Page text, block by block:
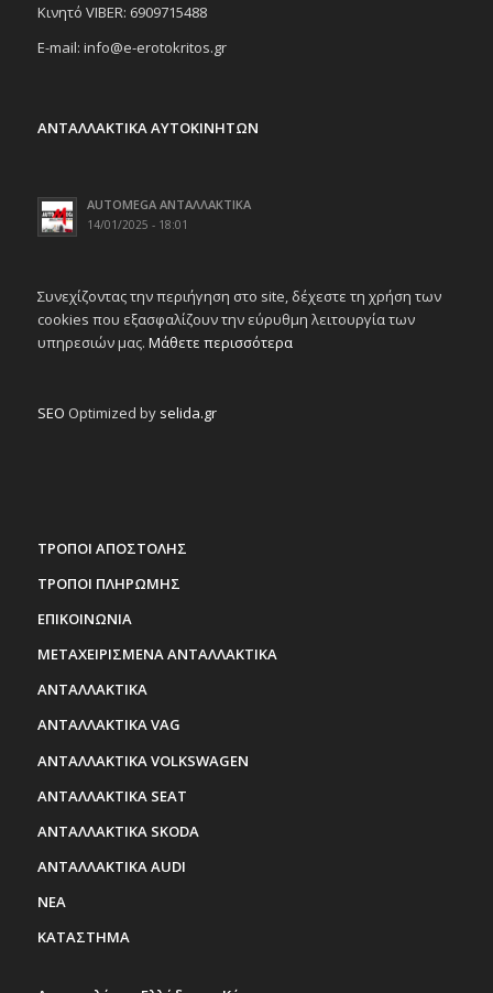
Κινητό VIBER: 6909715488
E-mail: info@e-erotokritos.gr
ΑΝΤΑΛΛΑΚΤΙΚΑ ΑΥΤΟΚΙΝΗΤΩΝ
AUTOMEGA ΑΝΤΑΛΛΑΚΤΙΚΑ
14/01/2025 - 18:01
Συνεχίζοντας την περιήγηση στο site, δέχεστε τη χρήση των
cookies που εξασφαλίζουν την εύρυθμη λειτουργία των
υπηρεσιών μας. Μάθετε περισσότερα
SEO Optimized by selida.gr
ΤΡΟΠΟΙ ΑΠΟΣΤΟΛΗΣ
ΤΡΟΠΟΙ ΠΛΗΡΩΜΗΣ
ΕΠΙΚΟΙΝΩΝΙΑ
ΜΕΤΑΧΕΙΡΙΣΜΕΝΑ ΑΝΤΑΛΛΑΚΤΙΚΑ
ΑΝΤΑΛΛΑΚΤΙΚΑ
ΑΝΤΑΛΛΑΚΤΙΚΑ VAG
ΑΝΤΑΛΛΑΚΤΙΚΑ VOLKSWAGEN
ΑΝΤΑΛΛΑΚΤΙΚΑ SEAT
ΑΝΤΑΛΛΑΚΤΙΚΑ SKODA
ΑΝΤΑΛΛΑΚΤΙΚΑ AUDI
ΝΕΑ
ΚΑΤΑΣΤΗΜΑ